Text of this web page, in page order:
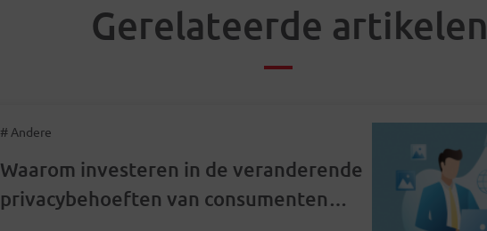
Gerelateerde artikelen
# Andere
Waarom investeren in de veranderende
privacybehoeften van consumenten